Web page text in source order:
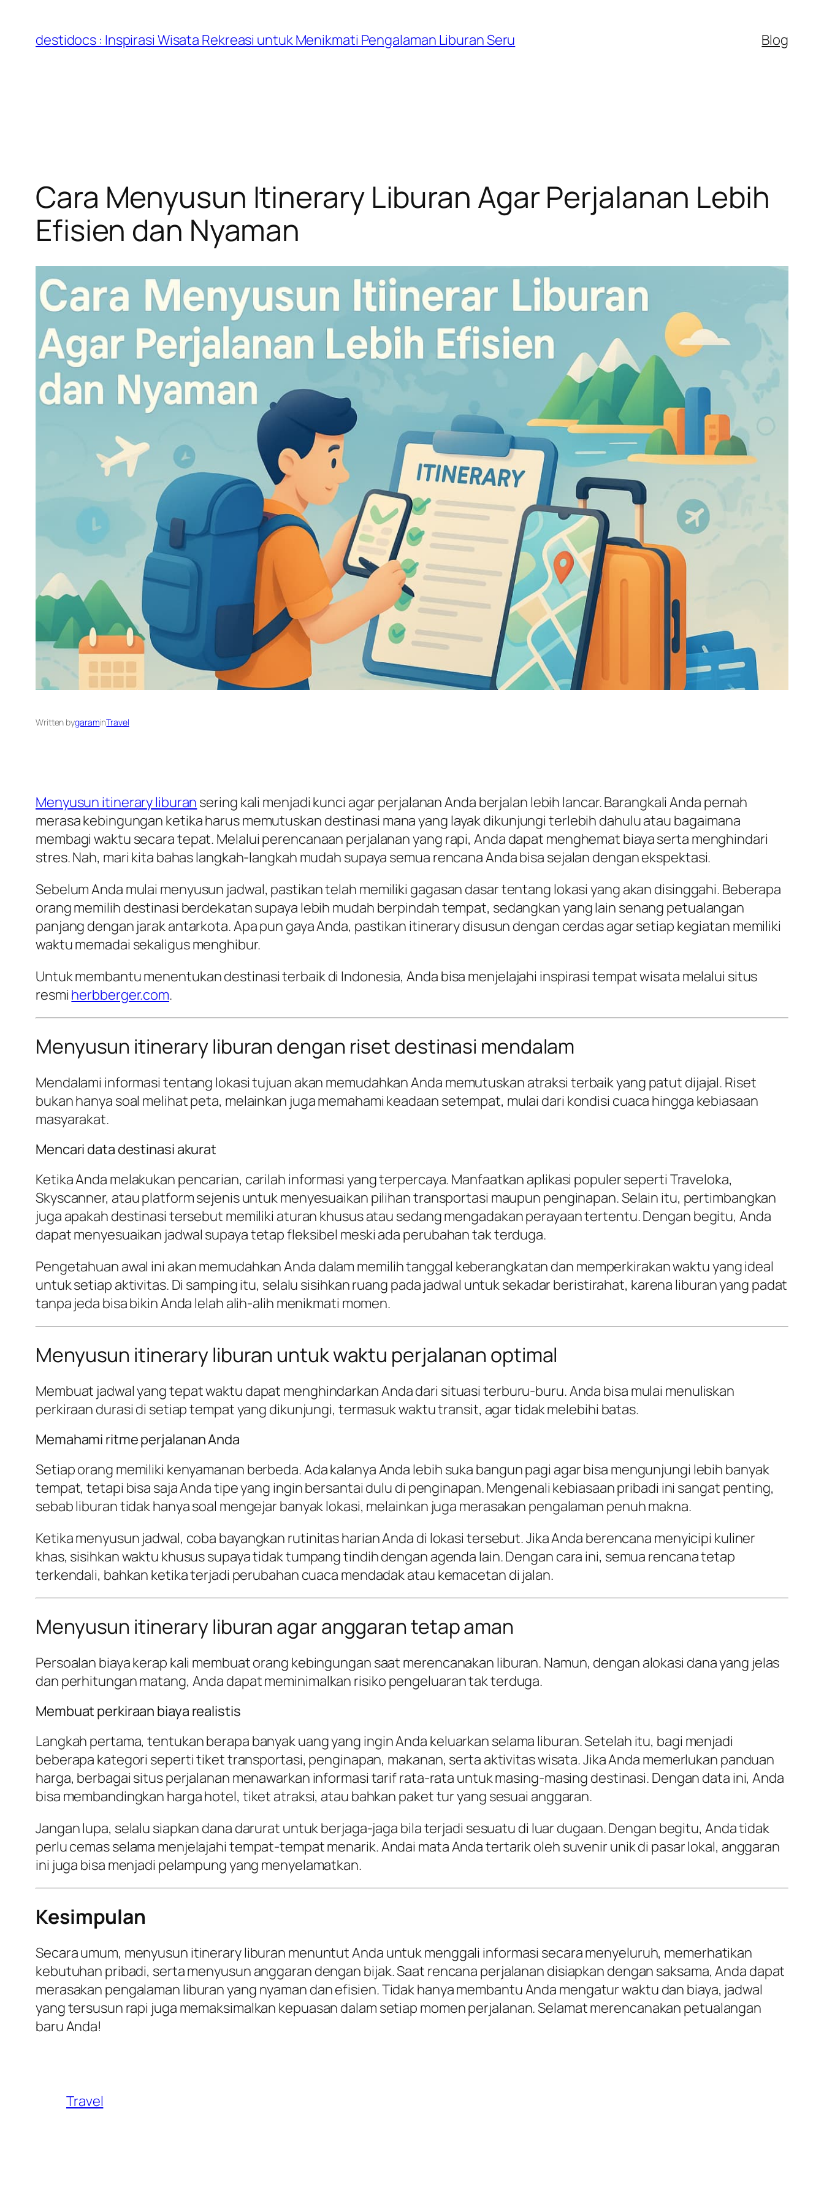
content
destidocs : Inspirasi Wisata Rekreasi untuk Menikmati Pengalaman Liburan Seru Blog
Cara Menyusun Itinerary Liburan Agar Perjalanan Lebih
Efisien dan Nyaman
Written bygaraminTravel
Menyusun itinerary liburan sering kali menjadi kunci agar perjalanan Anda berjalan lebih lancar. Barangkali Anda pernah
merasa kebingungan ketika harus memutuskan destinasi mana yang layak dikunjungi terlebih dahulu atau bagaimana
membagi waktu secara tepat. Melalui perencanaan perjalanan yang rapi, Anda dapat menghemat biaya serta menghindari
stres. Nah, mari kita bahas langkah-langkah mudah supaya semua rencana Anda bisa sejalan dengan ekspektasi.
Sebelum Anda mulai menyusun jadwal, pastikan telah memiliki gagasan dasar tentang lokasi yang akan disinggahi. Beberapa
orang memilih destinasi berdekatan supaya lebih mudah berpindah tempat, sedangkan yang lain senang petualangan
panjang dengan jarak antarkota. Apa pun gaya Anda, pastikan itinerary disusun dengan cerdas agar setiap kegiatan memiliki
waktu memadai sekaligus menghibur.
Untuk membantu menentukan destinasi terbaik di Indonesia, Anda bisa menjelajahi inspirasi tempat wisata melalui situs
resmi herbberger.com.
Menyusun itinerary liburan dengan riset destinasi mendalam
Mendalami informasi tentang lokasi tujuan akan memudahkan Anda memutuskan atraksi terbaik yang patut dijajal. Riset
bukan hanya soal melihat peta, melainkan juga memahami keadaan setempat, mulai dari kondisi cuaca hingga kebiasaan
masyarakat.
Mencari data destinasi akurat
Ketika Anda melakukan pencarian, carilah informasi yang terpercaya. Manfaatkan aplikasi populer seperti Traveloka,
Skyscanner, atau platform sejenis untuk menyesuaikan pilihan transportasi maupun penginapan. Selain itu, pertimbangkan
juga apakah destinasi tersebut memiliki aturan khusus atau sedang mengadakan perayaan tertentu. Dengan begitu, Anda
dapat menyesuaikan jadwal supaya tetap fleksibel meski ada perubahan tak terduga.
Pengetahuan awal ini akan memudahkan Anda dalam memilih tanggal keberangkatan dan memperkirakan waktu yang ideal
untuk setiap aktivitas. Di samping itu, selalu sisihkan ruang pada jadwal untuk sekadar beristirahat, karena liburan yang padat
tanpa jeda bisa bikin Anda lelah alih-alih menikmati momen.
Menyusun itinerary liburan untuk waktu perjalanan optimal
Membuat jadwal yang tepat waktu dapat menghindarkan Anda dari situasi terburu-buru. Anda bisa mulai menuliskan
perkiraan durasi di setiap tempat yang dikunjungi, termasuk waktu transit, agar tidak melebihi batas.
Memahami ritme perjalanan Anda
Setiap orang memiliki kenyamanan berbeda. Ada kalanya Anda lebih suka bangun pagi agar bisa mengunjungi lebih banyak
tempat, tetapi bisa saja Anda tipe yang ingin bersantai dulu di penginapan. Mengenali kebiasaan pribadi ini sangat penting,
sebab liburan tidak hanya soal mengejar banyak lokasi, melainkan juga merasakan pengalaman penuh makna.
Ketika menyusun jadwal, coba bayangkan rutinitas harian Anda di lokasi tersebut. Jika Anda berencana menyicipi kuliner
khas, sisihkan waktu khusus supaya tidak tumpang tindih dengan agenda lain. Dengan cara ini, semua rencana tetap
terkendali, bahkan ketika terjadi perubahan cuaca mendadak atau kemacetan di jalan.
Menyusun itinerary liburan agar anggaran tetap aman
Persoalan biaya kerap kali membuat orang kebingungan saat merencanakan liburan. Namun, dengan alokasi dana yang jelas
dan perhitungan matang, Anda dapat meminimalkan risiko pengeluaran tak terduga.
Membuat perkiraan biaya realistis
Langkah pertama, tentukan berapa banyak uang yang ingin Anda keluarkan selama liburan. Setelah itu, bagi menjadi
beberapa kategori seperti tiket transportasi, penginapan, makanan, serta aktivitas wisata. Jika Anda memerlukan panduan
harga, berbagai situs perjalanan menawarkan informasi tarif rata-rata untuk masing-masing destinasi. Dengan data ini, Anda
bisa membandingkan harga hotel, tiket atraksi, atau bahkan paket tur yang sesuai anggaran.
Jangan lupa, selalu siapkan dana darurat untuk berjaga-jaga bila terjadi sesuatu di luar dugaan. Dengan begitu, Anda tidak
perlu cemas selama menjelajahi tempat-tempat menarik. Andai mata Anda tertarik oleh suvenir unik di pasar lokal, anggaran
ini juga bisa menjadi pelampung yang menyelamatkan.
Kesimpulan
Secara umum, menyusun itinerary liburan menuntut Anda untuk menggali informasi secara menyeluruh, memerhatikan
kebutuhan pribadi, serta menyusun anggaran dengan bijak. Saat rencana perjalanan disiapkan dengan saksama, Anda dapat
merasakan pengalaman liburan yang nyaman dan efisien. Tidak hanya membantu Anda mengatur waktu dan biaya, jadwal
yang tersusun rapi juga memaksimalkan kepuasan dalam setiap momen perjalanan. Selamat merencanakan petualangan
baru Anda!
Travel